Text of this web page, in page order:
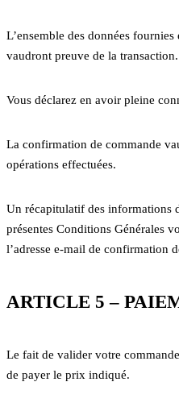
L’ensemble des données
vaudront preuve de la transaction.
Vous déclarez en avoir pleine
La confirmation de commande
opérations effectuées.
Un récapitulatif des informations
présentes Conditions Générales
l’adresse e-mail de confirmation
ARTICLE 5 –
Le fait de valider votre
de payer le prix indiqué.